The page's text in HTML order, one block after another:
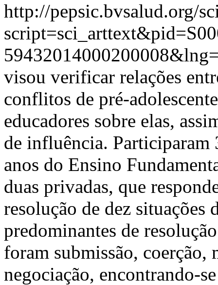
http://pepsic.bvsalud.org/
visou verificar relações
conflitos de pré-
educadores sobre elas,
de influência. Participaram
anos do Ensino
duas privadas, que
resolução de dez situações
predominantes de
foram submissão, coerção,
negociação, encontrando-